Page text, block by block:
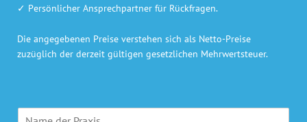
✓ Persönlicher Ansprechpartner für Rückfragen.
Die angegebenen Preise verstehen sich als Netto-Preise
zuzüglich der derzeit gültigen gesetzlichen Mehrwertsteuer.